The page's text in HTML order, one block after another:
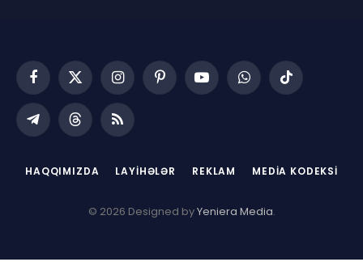
Facebook
X
(Twitter)
InstagramPinterestYouTubeWhatsAppTikTok
TelegramThreadsRSS
HAQQIMIZDA LAYIHƏLƏR REKLAM MEDIA KODEKSI
© 2026 Designed byYeniera Media.